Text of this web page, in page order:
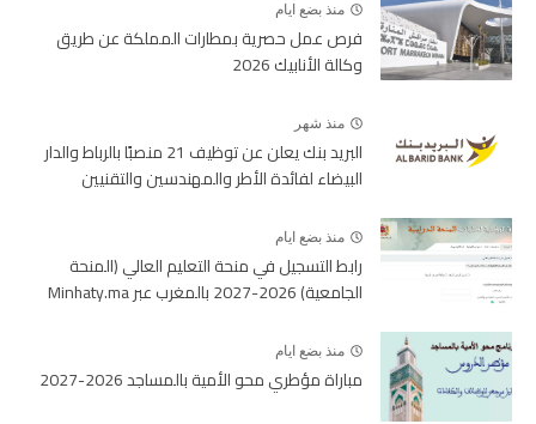
منذ بضع ايام
فرص عمل حصرية بمطارات المملكة عن طريق
وكالة الأنابيك 2026
منذ شهر
البريد بنك يعلن عن توظيف 21 منصبًا بالرباط والدار
البيضاء لفائدة الأطر والمهندسين والتقنيين
منذ بضع ايام
رابط التسجيل في منحة التعليم العالي (المنحة
الجامعية) 2026-2027 بالمغرب عبر Minhaty.ma
منذ بضع ايام
مباراة مؤطري محو الأمية بالمساجد 2026-2027